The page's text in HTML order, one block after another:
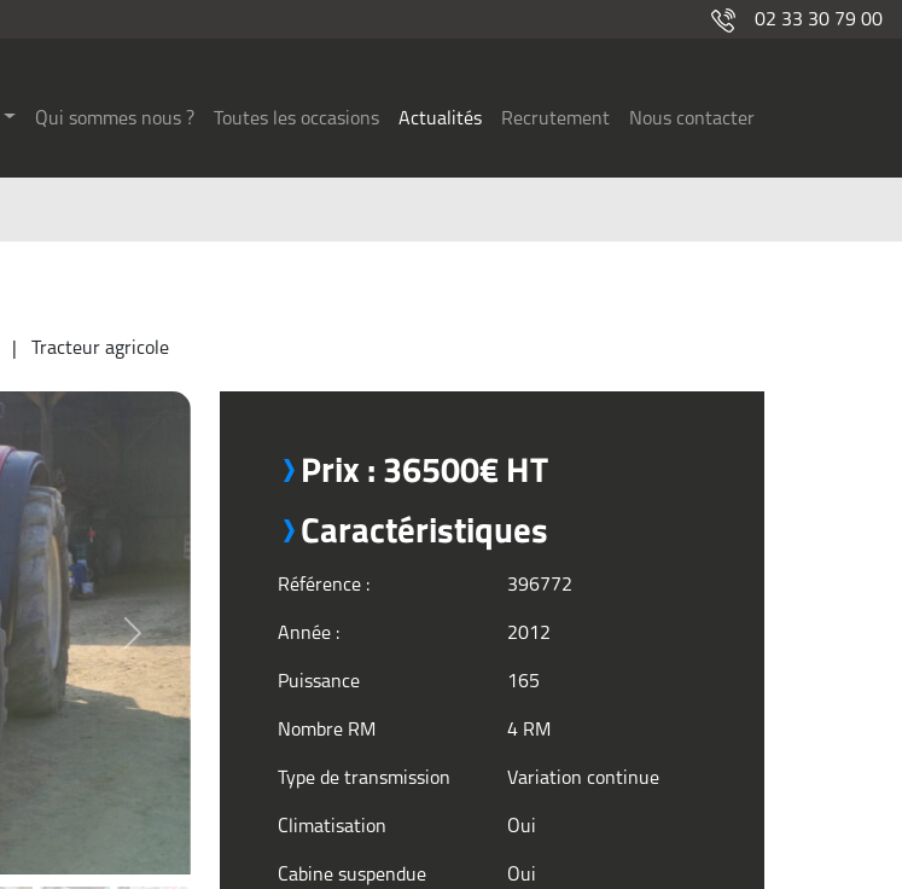
02 33 30 79 00
Qui sommes nous ? Toutes les occasions Actualités Recrutement Nous contacter
Tracteur agricole
Next
Prix : 36500€ HT
Caractéristiques
Référence :
396772
Année :
2012
Puissance
165
Nombre RM
4 RM
Type de transmission
Variation continue
Climatisation
Oui
Cabine suspendue
Oui